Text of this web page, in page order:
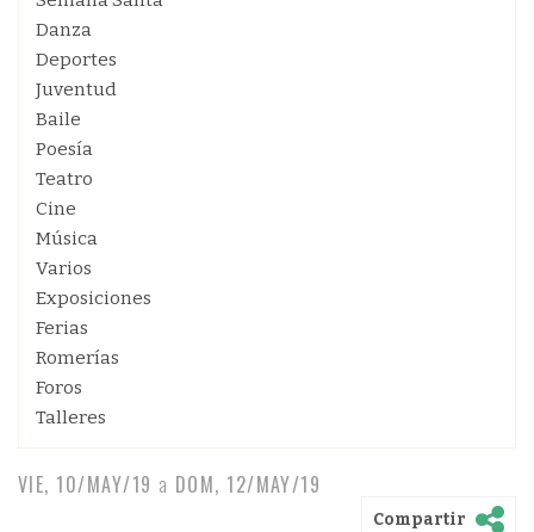
Danza
Deportes
Juventud
Baile
Poesía
Teatro
Cine
Música
Varios
Exposiciones
Ferias
Romerías
Foros
Talleres
VIE, 10/MAY/19 a DOM, 12/MAY/19
Compartir